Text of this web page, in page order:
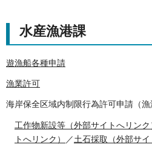
水産漁港課
遊漁船各種申請
漁業許可
海岸保全区域内制限行為許可申請（漁
工作物新設等（外部サイトへリンク
トへリンク）
／土石採取（外部サイ